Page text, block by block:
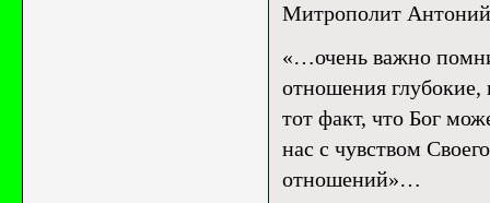
Митрополит
«…очень важно
отношения глубокие,
тот факт, что Бог
нас с чувством
отношений»…